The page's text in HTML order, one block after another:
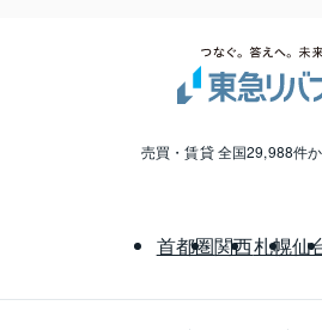
売買・賃貸 全国29,988件
首都圏関西札幌仙